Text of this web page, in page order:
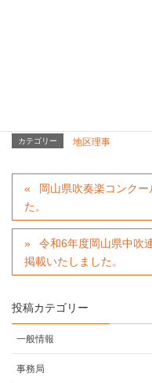
カテゴリー 地区理事
岡山県吹奏楽コンク
た。
令和6年度岡山県中吹
掲載いたしました。
投稿カテゴリー
一般情報
事務局